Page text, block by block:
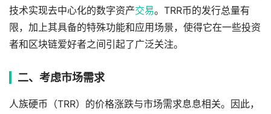
技术实现去中心化的数字资产交易。TRR币的发行总量有
限，加上其具备的特殊功能和应用场景，使得它在一些投资
者和区块链爱好者之间引起了广泛关注。
二、考虑市场需求
人族硬币（TRR）的价格涨跌与市场需求息息相关。因此，